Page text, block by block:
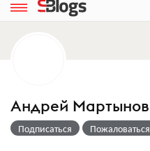
Андрей Мартынов
Подписаться Пожаловаться